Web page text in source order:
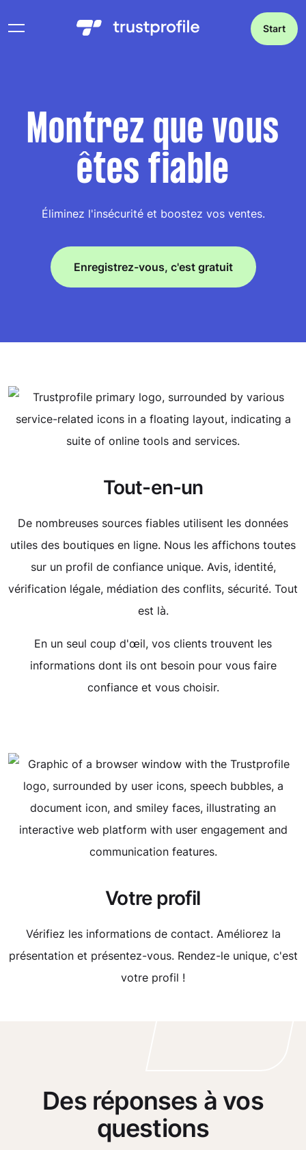
Start
Montrez que vous
êtes fiable
Éliminez l'insécurité et boostez vos ventes.
Enregistrez-vous, c'est gratuit
Tout-en-un
De nombreuses sources fiables utilisent les données
utiles des boutiques en ligne. Nous les affichons toutes
sur un profil de confiance unique. Avis, identité,
vérification légale, médiation des conflits, sécurité. Tout
est là.
En un seul coup d'œil, vos clients trouvent les
informations dont ils ont besoin pour vous faire
confiance et vous choisir.
Votre profil
Vérifiez les informations de contact. Améliorez la
présentation et présentez-vous. Rendez-le unique, c'est
votre profil !
Des réponses à vos
questions